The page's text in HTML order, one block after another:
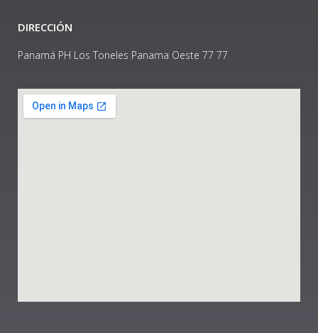
DIRECCIÓN
Panamá PH Los Toneles Panama Oeste 77 77